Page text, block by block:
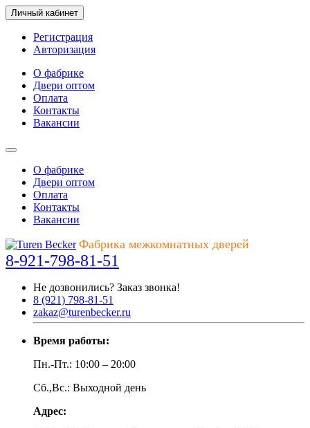
Личный кабинет
Регистрация
Авторизация
О фабрике
Двери оптом
Оплата
Контакты
Вакансии
О фабрике
Двери оптом
Оплата
Контакты
Вакансии
Фабрика межкомнатных дверей
8-921-798-81-51
Не дозвонились? Заказ звонка!
8 (921) 798-81-51
zakaz@turenbecker.ru
Время работы:
Пн.-Пт.: 10:00 – 20:00
Сб.,Вс.: Выходной день
Адрес: